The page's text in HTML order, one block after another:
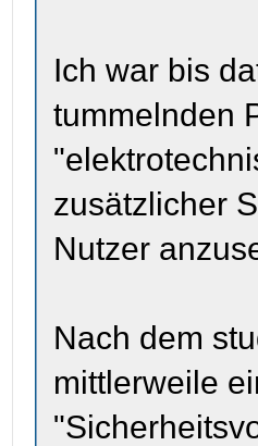
Ich war bis
tummelnden
zusätzlicher
Nutzer
Nach dem
mittlerweile